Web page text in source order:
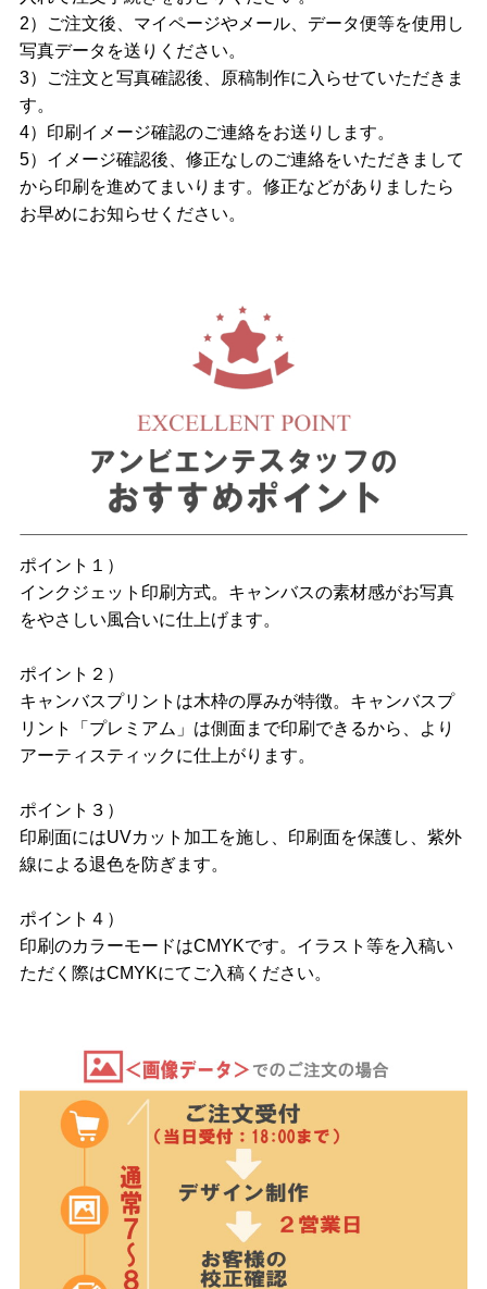
2）ご注文後、マイページやメール、データ便等を使用し
写真データを送りください。
3）ご注文と写真確認後、原稿制作に入らせていただきま
す。
4）印刷イメージ確認のご連絡をお送りします。
5）イメージ確認後、修正なしのご連絡をいただきまして
から印刷を進めてまいります。修正などがありましたら
お早めにお知らせください。
ポイント１）
インクジェット印刷方式。キャンバスの素材感がお写真
をやさしい風合いに仕上げます。
ポイント２）
キャンバスプリントは木枠の厚みが特徴。キャンバスプ
リント「プレミアム」は側面まで印刷できるから、より
アーティスティックに仕上がります。
ポイント３）
印刷面にはUVカット加工を施し、印刷面を保護し、紫外
線による退色を防ぎます。
ポイント４）
印刷のカラーモードはCMYKです。イラスト等を入稿い
ただく際はCMYKにてご入稿ください。